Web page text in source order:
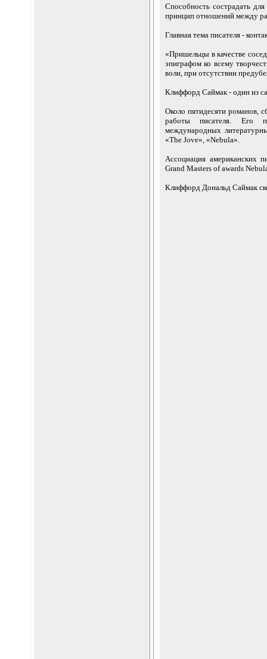
Способность сострадать
принцип отношений между
Главная тема писателя -
«Пришельцы в качестве
эпиграфом ко всему
воли, при отсутствии
Клиффорд Саймак - один из
Около пятидесяти романов,
работы писателя. Его
международных
«The Jove», «Nebula».
Ассоциация американских
Grand Masters of awards
Клиффорд Дональд Саймак